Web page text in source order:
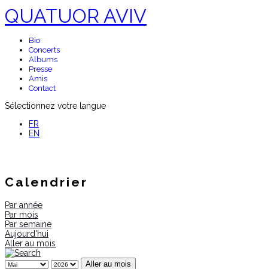
QUATUOR AVIV
Bio
Concerts
Albums
Presse
Amis
Contact
Sélectionnez votre langue
FR
EN
Calendrier
Par année
Par mois
Par semaine
Aujourd'hui
Aller au mois
Aller au mois